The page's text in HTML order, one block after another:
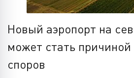
Новый аэропорт на
может стать
споров